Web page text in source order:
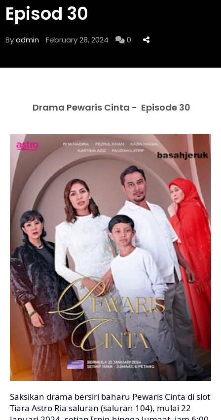
Episod 30
Byadmin February 28, 2024 0
Drama Pewaris Cinta - Episode 30
Saksikan drama bersiri baharu Pewaris Cinta di slot
Tiara Astro Ria saluran (saluran 104), mulai 22